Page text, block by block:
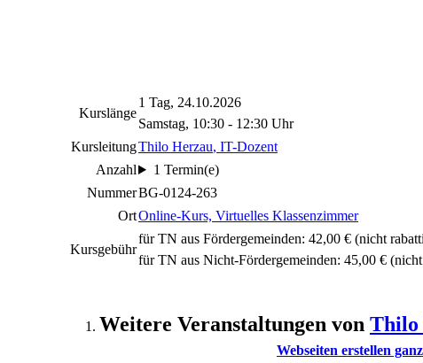
Kurslänge
1 Tag, 24.10.2026
Samstag, 10:30 - 12:30 Uhr
KursleitungThilo Herzau, IT-Dozent
Anzahl
1 Termin(e)
NummerBG-0124-263
OrtOnline-Kurs, Virtuelles Klassenzimmer
Kursgebühr
für TN aus Fördergemeinden: 42,00 € (nicht
für TN aus Nicht-Fördergemeinden: 45,00 €
Weitere Veranstaltungen von Thilo
Webseiten erstellen